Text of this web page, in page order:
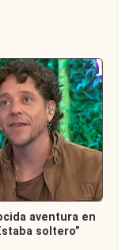
aventura en
soltero”